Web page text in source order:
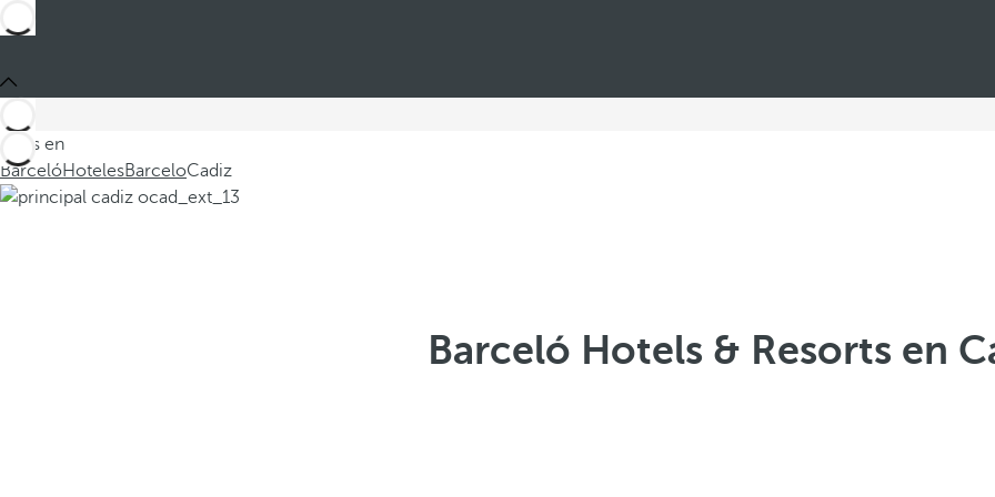
Estás en
BarcelóHotelesBarceloCadiz
Barceló Hotels & Resorts en